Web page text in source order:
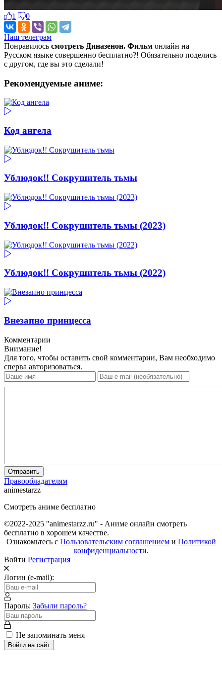
1 0
Наш телеграм
Понравилось смотреть Диназенон. Фильм онлайн на
Русском языке совершенно бесплатно?! Обязательно поделись
с другом, где вы это сделали!
Рекомендуемые аниме:
Код ангела
Ублюдок!! Сокрушитель тьмы
Ублюдок!! Сокрушитель тьмы (2023)
Ублюдок!! Сокрушитель тьмы (2022)
Внезапно принцесса
Комментарии
Внимание!
Для того, чтобы оставить свой комментарии, Вам необходимо
сперва авторизоваться.
Отправить
Правообладателям
animestarzz
Смотреть аниме бесплатно
©2022-2025 "animestarzz.ru" - Аниме онлайн смотреть
бесплатно в хорошем качестве.
Ознакомьтесь с Пользовательским соглашениеми Политикой
конфиденциальности.
Войти Регистрация
Логин (e-mail):
Пароль: Забыли пароль?
Не запоминать меня
Войти на сайт